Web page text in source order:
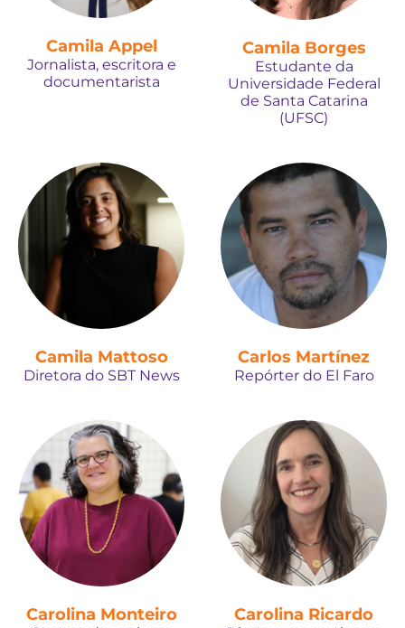
Camila Appel
Jornalista, escritora e
documentarista
Camila Borges
Estudante da
Universidade Federal
de Santa Catarina
(UFSC)
Camila Mattoso
Diretora do SBT News
Carlos Martínez
Repórter do El Faro
Carolina Monteiro Carolina Ricardo